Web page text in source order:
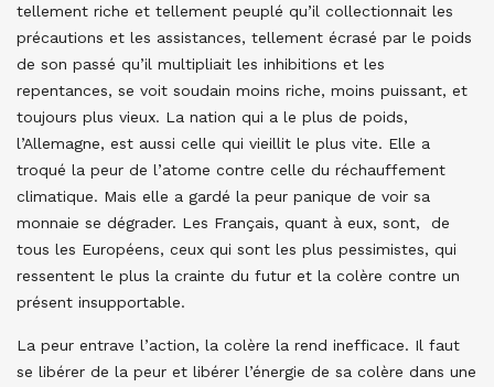
tellement riche et tellement peuplé qu’il collectionnait les
précautions et les assistances, tellement écrasé par le poids
de son passé qu’il multipliait les inhibitions et les
repentances, se voit soudain moins riche, moins puissant, et
toujours plus vieux. La nation qui a le plus de poids,
l’Allemagne, est aussi celle qui vieillit le plus vite. Elle a
troqué la peur de l’atome contre celle du réchauffement
climatique. Mais elle a gardé la peur panique de voir sa
monnaie se dégrader. Les Français, quant à eux, sont, de
tous les Européens, ceux qui sont les plus pessimistes, qui
ressentent le plus la crainte du futur et la colère contre un
présent insupportable.
La peur entrave l’action, la colère la rend inefficace. Il faut
se libérer de la peur et libérer l’énergie de sa colère dans une